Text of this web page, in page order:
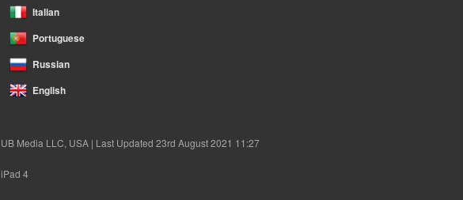
Italian
Portuguese
Russian
English
UB Media LLC, USA | Last Updated 23rd August 2021 11:27
iPad 4